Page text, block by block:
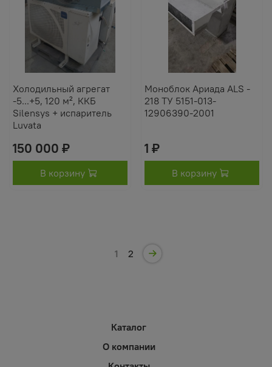
Холодильный агрегат
-5...+5, 120 м², ККБ
Silensys + испаритель
Luvata
150 000 ₽
В корзину
Моноблок Ариада ALS -
218 ТУ 5151-013-
12906390-2001
1 ₽
В корзину
1 2
Каталог
О компании